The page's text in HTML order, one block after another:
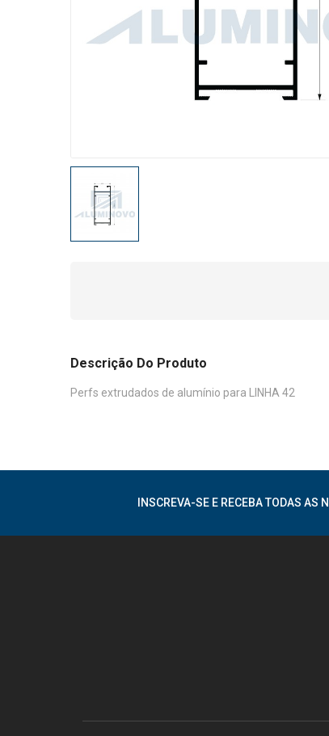
Descrição Do Produto
Perfs extrudados de alumínio para LINHA 42
INSCREVA-SE E RECEBA TODAS AS